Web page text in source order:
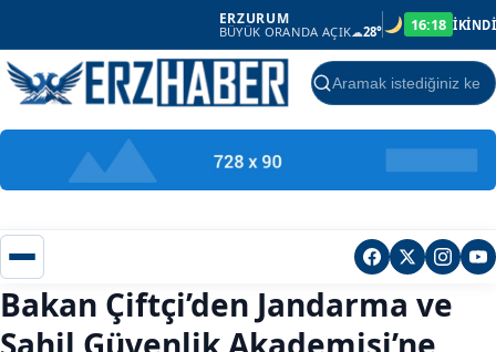
ERZURUM
BÜYÜK ORANDA AÇIK☁28° 16:18 İKİNDİ
Ara
Bakan Çiftçi’den Jandarma ve